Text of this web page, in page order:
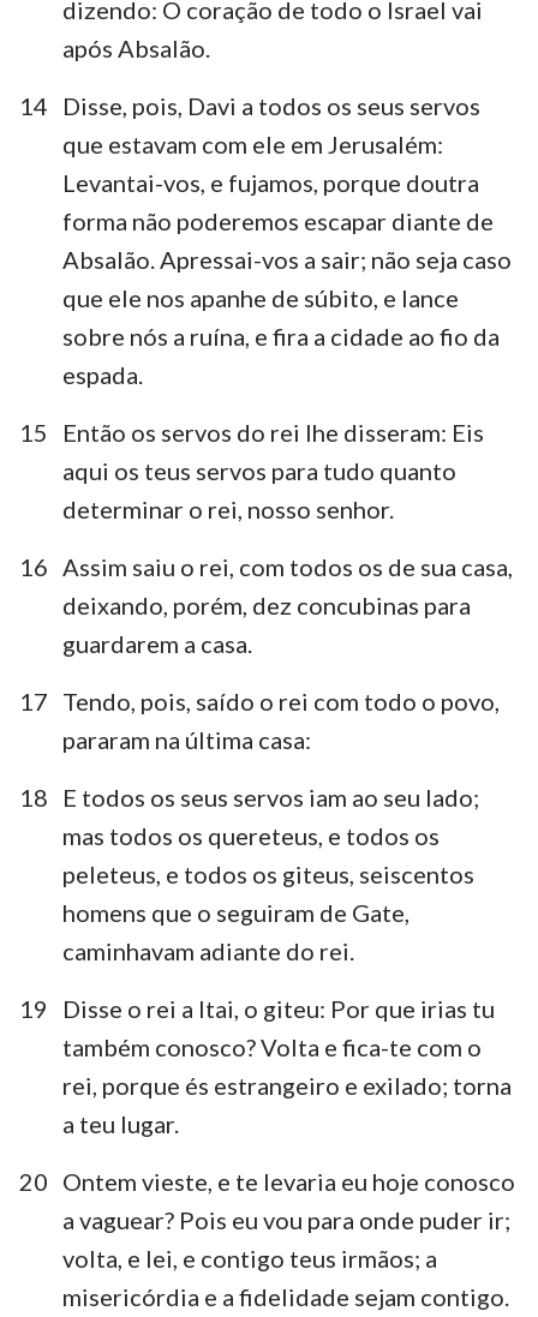
dizendo: O coração de todo o Israel vai
após Absalão.
14
Disse, pois, Davi a todos os seus servos
que estavam com ele em Jerusalém:
Levantai-vos, e fujamos, porque doutra
forma não poderemos escapar diante de
Absalão. Apressai-vos a sair; não seja caso
que ele nos apanhe de súbito, e lance
sobre nós a ruína, e fira a cidade ao fio da
espada.
15
Então os servos do rei lhe disseram: Eis
aqui os teus servos para tudo quanto
determinar o rei, nosso senhor.
16 Assim saiu o rei, com todos os de sua casa,
deixando, porém, dez concubinas para
guardarem a casa.
17 Tendo, pois, saído o rei com todo o povo,
pararam na última casa:
18
E todos os seus servos iam ao seu lado;
mas todos os quereteus, e todos os
peleteus, e todos os giteus, seiscentos
homens que o seguiram de Gate,
caminhavam adiante do rei.
19
Disse o rei a Itai, o giteu: Por que irias tu
também conosco? Volta e fica-te com o
rei, porque és estrangeiro e exilado; torna
a teu lugar.
20 Ontem vieste, e te levaria eu hoje conosco
a vaguear? Pois eu vou para onde puder ir;
volta, e lei, e contigo teus irmãos; a
misericórdia e a fidelidade sejam contigo.